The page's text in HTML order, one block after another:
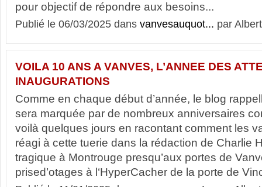
pour objectif de répondre aux besoins...
Publié le 06/03/2025 dans vanvesauquot... par
VOILA 10 ANS A VANVES, L’ANNEE DES
INAUGURATIONS
Comme en chaque début d’année, le blog
sera marquée par de nombreux anniversaires
voilà quelques jours en racontant comment les
réagi à cette tuerie dans la rédaction de Charlie
tragique à Montrouge presqu’aux portes de
prised’otages à l‘HyperCacher de la porte de